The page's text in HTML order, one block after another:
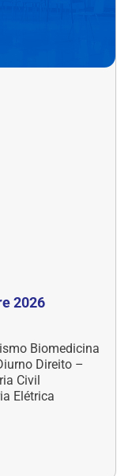
2026
Biomedicina
Direito –
Civil
Elétrica